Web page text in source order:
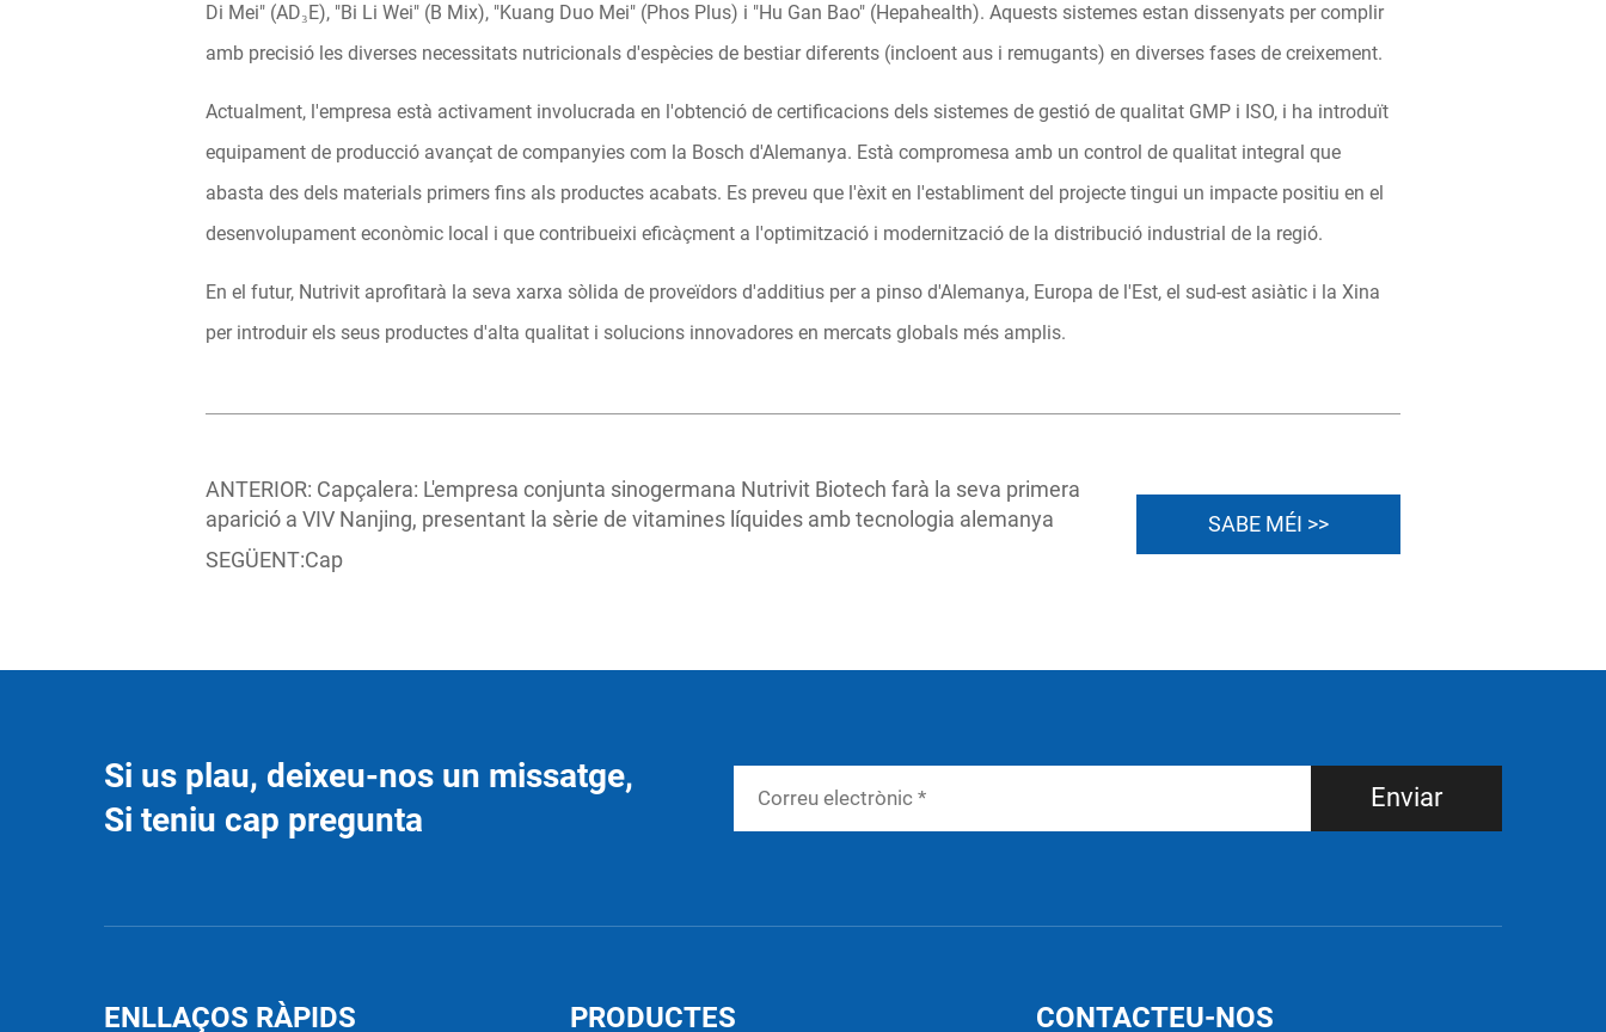
Di Mei" (AD₃E), "Bi Li Wei" (B Mix), "Kuang Duo Mei" (Phos Plus) i "Hu Gan Bao" (Hepahealth). Aquests sistemes estan dissenyats per complir
amb precisió les diverses necessitats nutricionals d'espècies de bestiar diferents (incloent aus i remugants) en diverses fases de creixement.
Actualment, l'empresa està activament involucrada en l'obtenció de certificacions dels sistemes de gestió de qualitat GMP i ISO, i ha introduït
equipament de producció avançat de companyies com la Bosch d'Alemanya. Està compromesa amb un control de qualitat integral que
abasta des dels materials primers fins als productes acabats. Es preveu que l'èxit en l'establiment del projecte tingui un impacte positiu en el
desenvolupament econòmic local i que contribueixi eficàçment a l'optimització i modernització de la distribució industrial de la regió.
En el futur, Nutrivit aprofitarà la seva xarxa sòlida de proveïdors d'additius per a pinso d'Alemanya, Europa de l'Est, el sud-est asiàtic i la Xina
per introduir els seus productes d'alta qualitat i solucions innovadores en mercats globals més amplis.
ANTERIOR: Capçalera: L'empresa conjunta sinogermana Nutrivit Biotech farà la seva primera
aparició a VIV Nanjing, presentant la sèrie de vitamines líquides amb tecnologia alemanya
SEGÜENT:Cap
SABE MÉI >>
Si us plau, deixeu-nos un missatge,
Si teniu cap pregunta
Enviar
ENLLAÇOS RÀPIDS PRODUCTES CONTACTEU-NOS